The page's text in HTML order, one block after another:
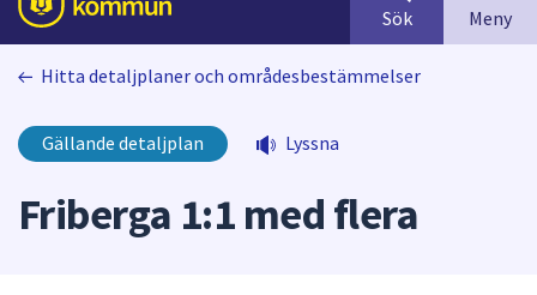
Till sidans
innehåll
på
webbplatsen.
skriva
i
Sök Meny
Hitta detaljplaner och områdesbestämmelser
Gällande detaljplan Lyssna
Friberga 1:1 med flera